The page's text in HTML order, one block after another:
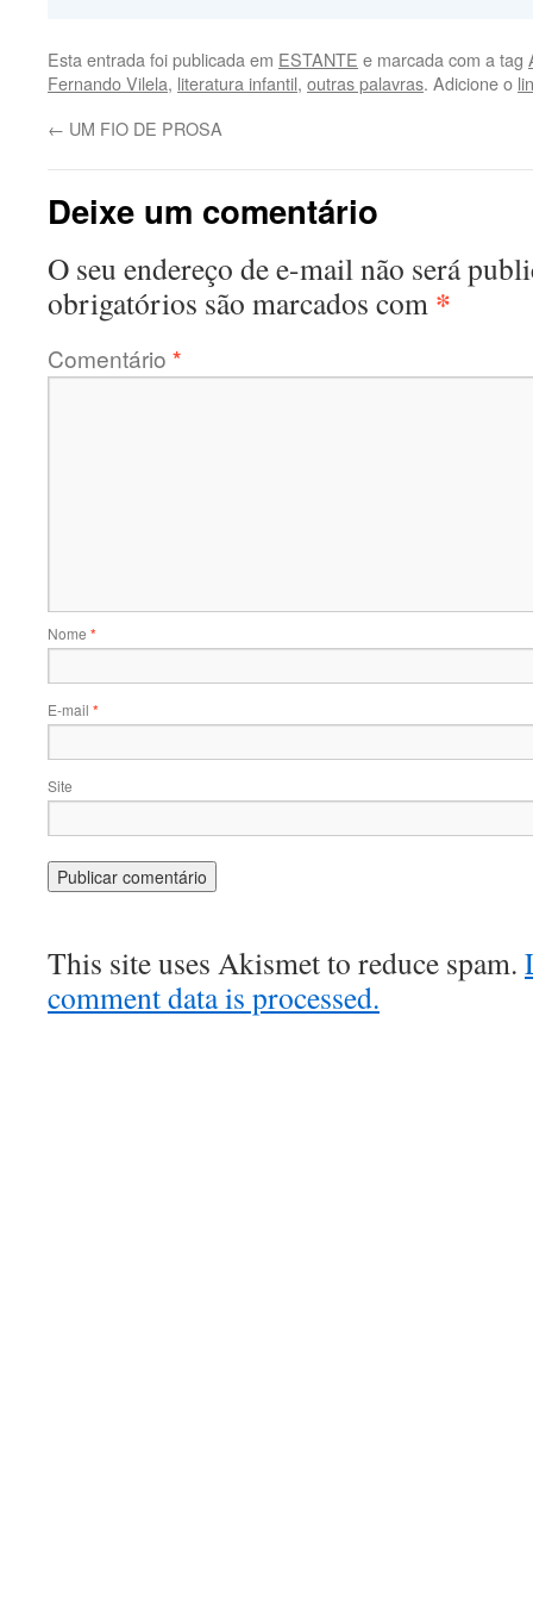
Esta entrada foi publicada em ESTANTE e marcada com a tag
Fernando Vilela, literatura infantil, outras palavras. Adicione o
← UM FIO DE PROSA
Deixe um comentário
O seu endereço de e-mail não será
obrigatórios são marcados com *
Comentário *
Nome *
E-mail *
Site
This site uses Akismet to reduce spam.
comment data is processed.